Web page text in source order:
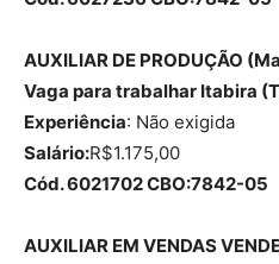
AUXILIAR DE PRODUÇÃO
Vaga para trabalhar Itabira
Experiência: Não exigida
Salário:R$1.175,00
Cód. 6021702 CBO:7842-05
AUXILIAR EM VENDAS